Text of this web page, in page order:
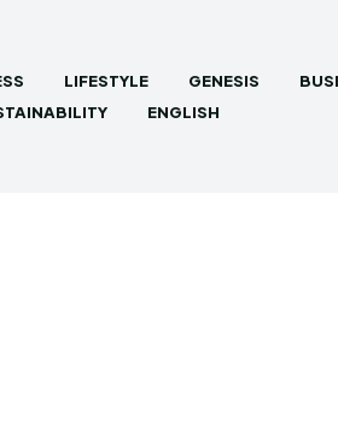
LIFESTYLE GENESIS
ENGLISH